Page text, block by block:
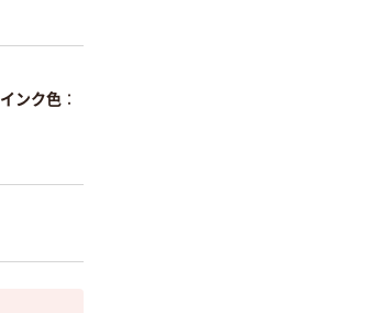
インク色